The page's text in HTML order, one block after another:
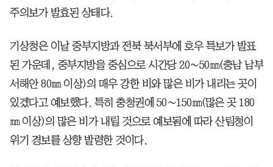
주의보가 발효된 상태다.
기상청은 이날 중부지방과 전북 북서부에 호우 특보가 발표
된 가운데, 중부지방을 중심으로 시간당 20∼50㎜(충남 남부
서해안 80㎜ 이상)의 매우 강한 비와 많은 비가 내리는 곳이
있겠다고 예보했다. 특히 충청권에 50∼150㎜(많은 곳 180
㎜ 이상)의 많은 비가 내릴 것으로 예보됨에 따라 산림청이
위기 경보를 상향 발령한 것이다.